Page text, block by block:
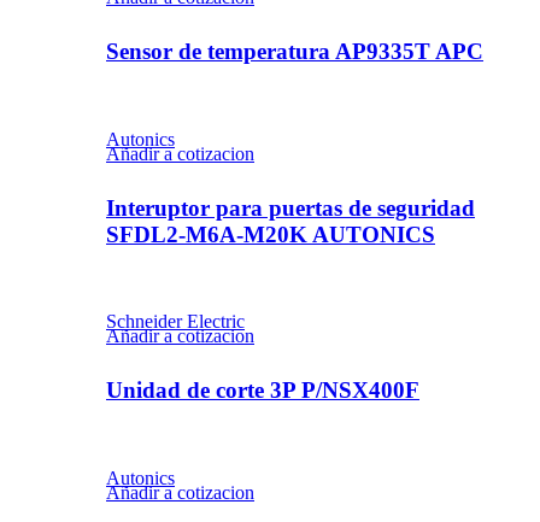
Sensor de temperatura AP9335T APC
Autonics
Añadir a cotizacion
Interuptor para puertas de seguridad
SFDL2-M6A-M20K AUTONICS
Schneider Electric
Añadir a cotizacion
Unidad de corte 3P P/NSX400F
Autonics
Añadir a cotizacion